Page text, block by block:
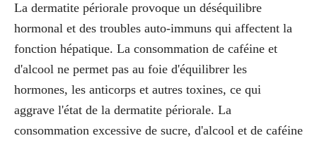
La dermatite périorale provoque un déséquilibre
hormonal et des troubles auto-immuns qui affectent la
fonction hépatique. La consommation de caféine et
d'alcool ne permet pas au foie d'équilibrer les
hormones, les anticorps et autres toxines, ce qui
aggrave l'état de la dermatite périorale. La
consommation excessive de sucre, d'alcool et de caféine